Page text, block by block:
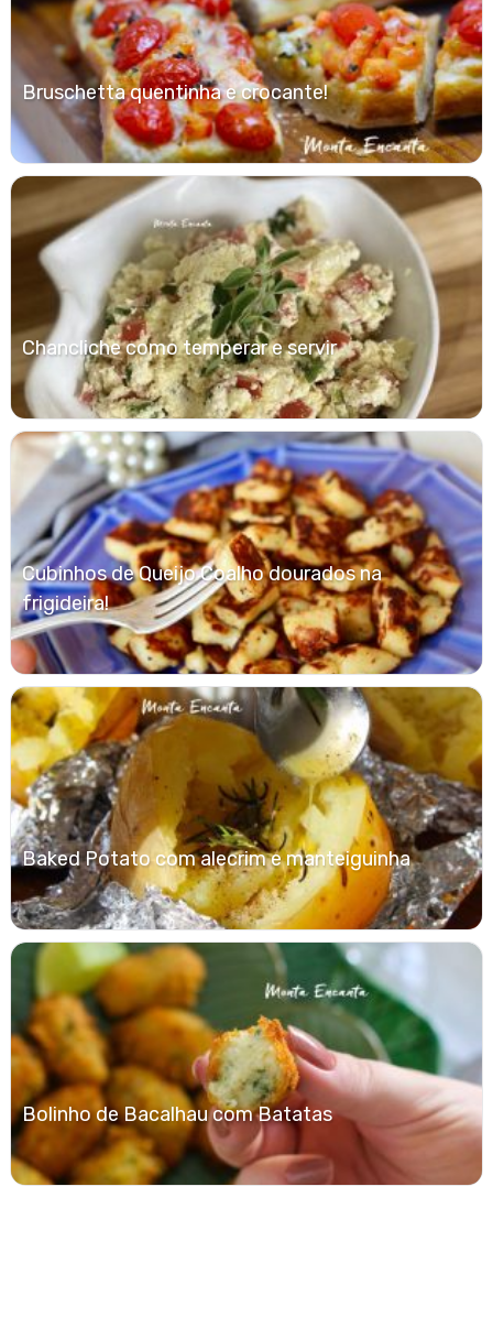
Bruschetta quentinha e crocante!
Chancliche como temperar e servir
Cubinhos de Queijo Coalho dourados na
frigideira!
Baked Potato com alecrim e manteiguinha
Bolinho de Bacalhau com Batatas